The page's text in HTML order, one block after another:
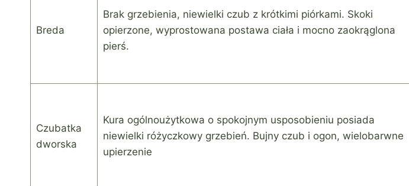
Breda
Brak grzebienia, niewielki czub z krótkimi piórkami. Skoki
opierzone, wyprostowana postawa ciała i mocno zaokrąglona
pierś.
Czubatka
dworska
Kura ogólnoużytkowa o spokojnym usposobieniu posiada
niewielki różyczkowy grzebień. Bujny czub i ogon, wielobarwne
upierzenie